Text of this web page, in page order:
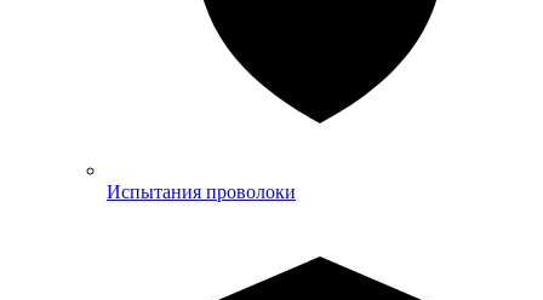
Испытания проволоки